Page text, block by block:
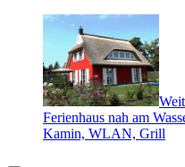
Ferienhaus nah am
Kamin, WLAN, Grill